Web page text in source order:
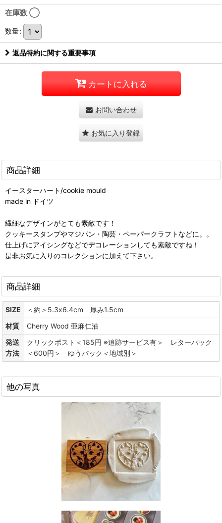
在庫数 ◯
数量:
返品特約に関する重要事項
カートに入れる
お問い合わせ
お気に入り登録
商品詳細
イースターハート/cookie mould
made in ドイツ
繊細なデザインがとても素敵です！
クッキースタンプやマジパン・陶芸・ペーパークラフトなどに。。
仕上げにアイシングなどでデコレーションしても素敵ですね！
是非お気に入りのコレクションに加えて下さい。
商品詳細
SIZE
＜約＞5.3x6.4cm 厚み1.5cm
材質
Cherry Wood 亜麻仁油
発送
方法
クリックポスト＜185円 ※追跡サービス有＞ レターパック
＜600円＞ ゆうパック＜地域別＞
他の写真